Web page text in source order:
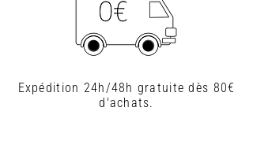
Expédition 24h/48h gratuite dès 80€
d'achats.